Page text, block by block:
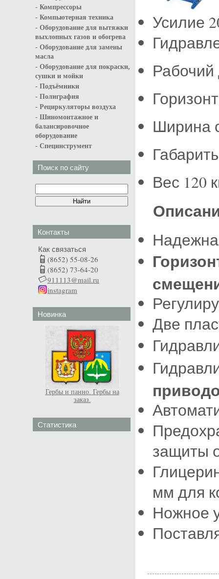
- Компрессоры
- Компьютерная техника
- Оборудование для вытяжки
выхлопных газов и обогрева
- Оборудование для замены
масла
- Оборудование для покраски,
сушки и мойки
- Подъёмники
- Полиграфия
- Рециркуляторы воздуха
- Шиномонтажное и
балансировочное
оборудование
- Специнструмент
Поиск по сайту
Контакты
Как связаться
(8652) 55-08-26
(8652) 73-64-20
911113@mail.ru
instagram
Новинка
Гербы и панно. Гербы на
заказ.
Статистика
Усилие
Рабочий
Ширина
Вес 120
Две
защиты
мм для
Ножное